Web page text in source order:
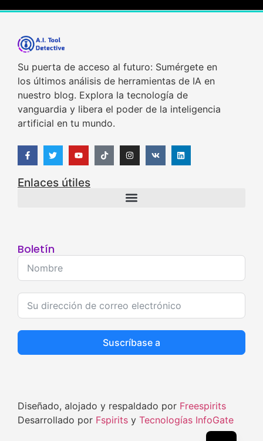
Su puerta de acceso al futuro: Sumérgete en
los últimos análisis de herramientas de IA en
nuestro blog. Explora la tecnología de
vanguardia y libera el poder de la inteligencia
artificial en tu mundo.
Enlaces útiles
Boletín
Suscríbase a
Diseñado, alojado y respaldado por Freespirits
Desarrollado por Fspirits y Tecnologías InfoGate